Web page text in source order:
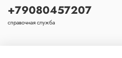
+79080457207
справочная служба